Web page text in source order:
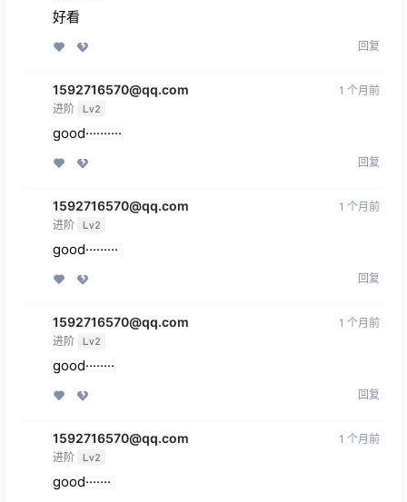
好看
回复
1592716570@qq.com
进阶 Lv2
1 个月前
good··········
回复
1592716570@qq.com
进阶 Lv2
1 个月前
good·········
回复
1592716570@qq.com
进阶 Lv2
1 个月前
good········
回复
1592716570@qq.com
进阶 Lv2
1 个月前
good·······